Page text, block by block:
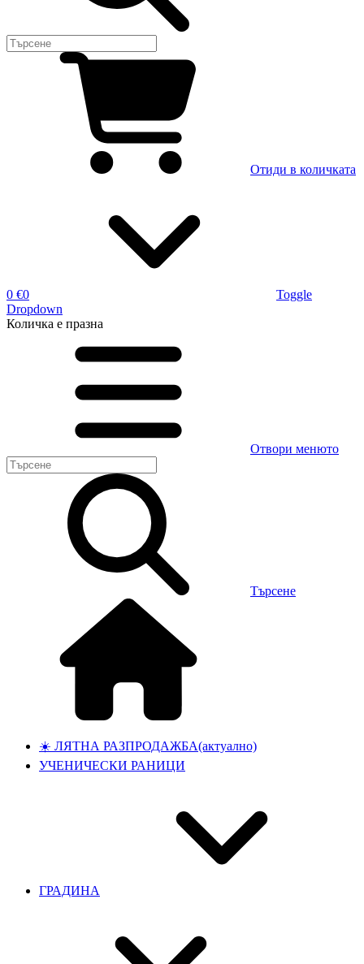
Отиди в количката
0 €0
Toggle
Dropdown
Количка е празна
Отвори менюто
Търсене
☀️ ЛЯТНА РАЗПРОДАЖБА(актуално)
УЧЕНИЧЕСКИ РАНИЦИ
ГРАДИНА